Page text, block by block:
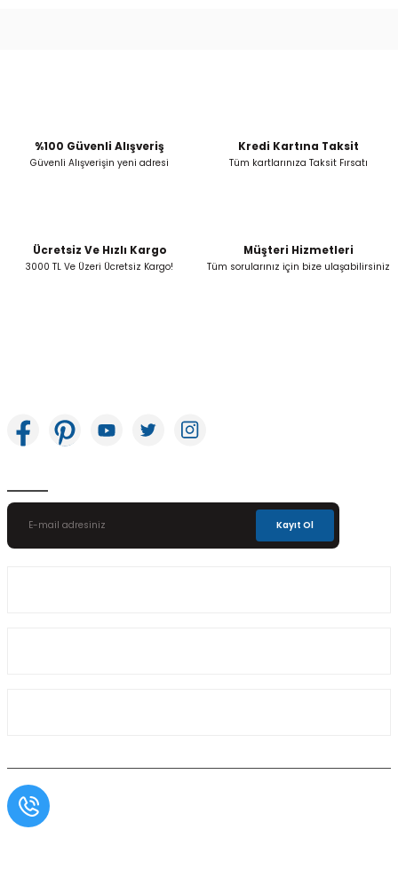
Bu ürüne benzer farklı alternatifler olmalı.
Gönder
%100 Güvenli Alışveriş
Güvenli Alışverişin yeni adresi
Kredi Kartına Taksit
Tüm kartlarınıza Taksit Fırsatı
Ücretsiz Ve Hızlı Kargo
3000 TL Ve Üzeri Ücretsiz Kargo!
Müşteri Hizmetleri
Tüm sorularınız için bize ulaşabilirsiniz
Kayıt Ol